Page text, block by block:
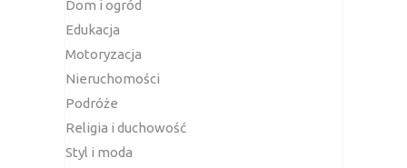
Dom i ogród
Edukacja
Motoryzacja
Nieruchomości
Podróże
Religia i duchowość
Styl i moda